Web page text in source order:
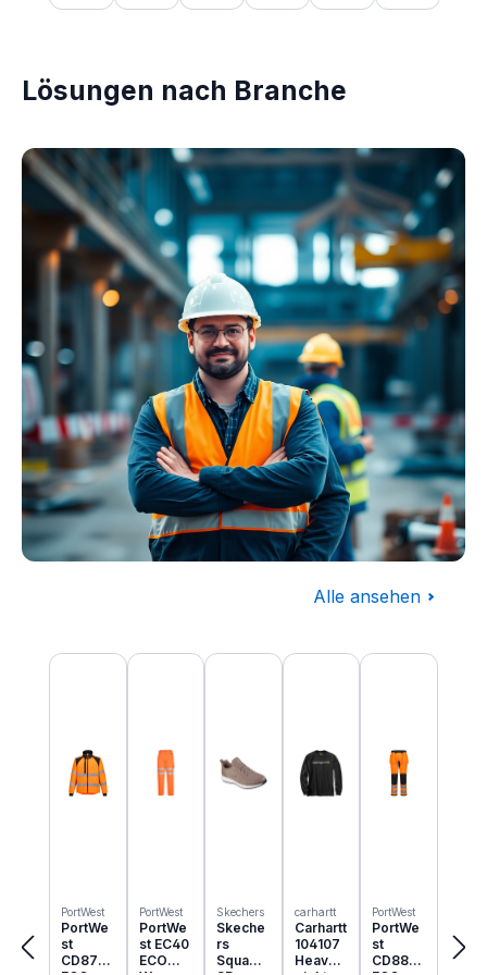
Lösungen nach Branche
Alle ansehen
Produktgalerie überspringen
PortWest
PortWe
st
CD875
PortWest
PortWe
st EC40
ECO
Skechers
Skeche
rs
Squad
carhartt
Carhartt
104107
Heavyw
PortWest
PortWe
st
CD889